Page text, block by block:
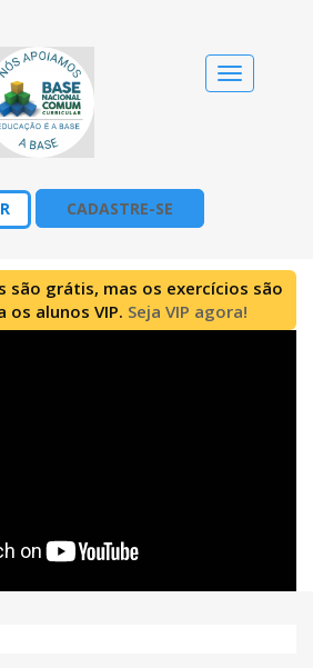
Alternar
navegação
CADASTRE-SE
são grátis, mas os exercícios são
os alunos VIP. Seja VIP agora!